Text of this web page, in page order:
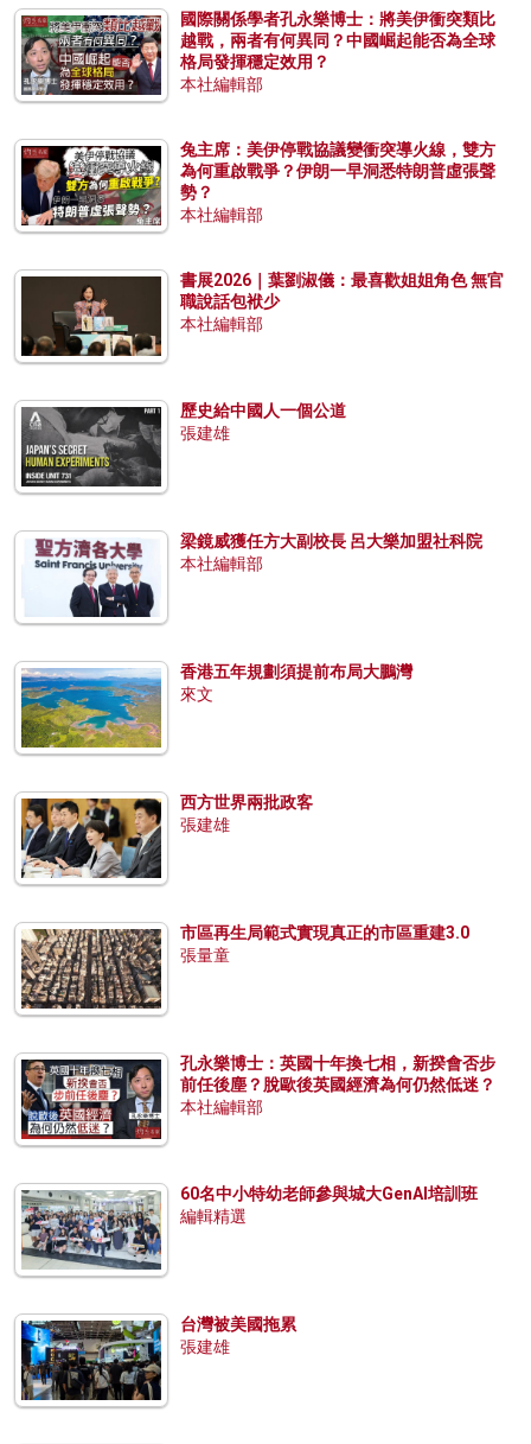
國際關係學者孔永樂博士：將美伊衝突類比
越戰，兩者有何異同？中國崛起能否為全球
格局發揮穩定效用？
本社編輯部
兔主席：美伊停戰協議變衝突導火線，雙方
為何重啟戰爭？伊朗一早洞悉特朗普虛張聲
勢？
本社編輯部
書展2026｜葉劉淑儀：最喜歡姐姐角色 無官
職說話包袱少
本社編輯部
歷史給中國人一個公道
張建雄
梁鏡威獲任方大副校長 呂大樂加盟社科院
本社編輯部
香港五年規劃須提前布局大鵬灣
來文
西方世界兩批政客
張建雄
市區再生局範式實現真正的市區重建3.0
張量童
孔永樂博士：英國十年換七相，新揆會否步
前任後塵？脫歐後英國經濟為何仍然低迷？
本社編輯部
60名中小特幼老師參與城大GenAI培訓班
編輯精選
台灣被美國拖累
張建雄